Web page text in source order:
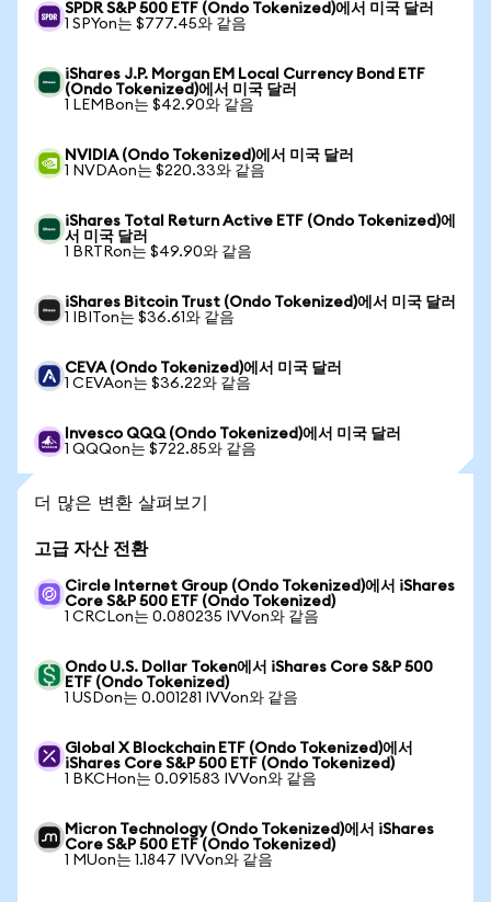
SPDR S&P 500 ETF (Ondo Tokenized)에서 미국 달러
1 SPYon는 $777.45와 같음
iShares J.P. Morgan EM Local Currency Bond ETF
(Ondo Tokenized)에서 미국 달러
1 LEMBon는 $42.90와 같음
NVIDIA (Ondo Tokenized)에서 미국 달러
1 NVDAon는 $220.33와 같음
iShares Total Return Active ETF (Ondo Tokenized)에
서 미국 달러
1 BRTRon는 $49.90와 같음
iShares Bitcoin Trust (Ondo Tokenized)에서 미국 달러
1 IBITon는 $36.61와 같음
CEVA (Ondo Tokenized)에서 미국 달러
1 CEVAon는 $36.22와 같음
Invesco QQQ (Ondo Tokenized)에서 미국 달러
1 QQQon는 $722.85와 같음
더 많은 변환 살펴보기
고급 자산 전환
Circle Internet Group (Ondo Tokenized)에서 iShares
Core S&P 500 ETF (Ondo Tokenized)
1 CRCLon는 0.080235 IVVon와 같음
Ondo U.S. Dollar Token에서 iShares Core S&P 500
ETF (Ondo Tokenized)
1 USDon는 0.001281 IVVon와 같음
Global X Blockchain ETF (Ondo Tokenized)에서
iShares Core S&P 500 ETF (Ondo Tokenized)
1 BKCHon는 0.091583 IVVon와 같음
Micron Technology (Ondo Tokenized)에서 iShares
Core S&P 500 ETF (Ondo Tokenized)
1 MUon는 1.1847 IVVon와 같음